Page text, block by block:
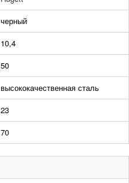
черный
10,4
50
высококачественная сталь
23
70